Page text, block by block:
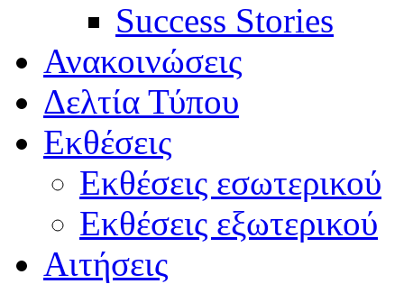
Success Stories
Ανακοινώσεις
Δελτία Τύπου
Εκθέσεις
Εκθέσεις εσωτερικού
Εκθέσεις εξωτερικού
Αιτήσεις